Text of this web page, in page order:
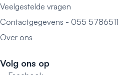
Veelgestelde vragen
Contactgegevens - 055 5786511
Over ons
Volg ons op